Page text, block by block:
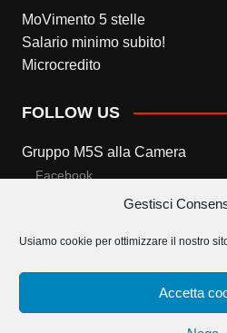
Gestisci
Usiamo cookie per ottimizzare il nostro
Accetta
MoVimento 5 stelle
Salario minimo subito!
Microcredito
FOLLOW US
Gruppo M5S alla Camera
Facebook
Twitter